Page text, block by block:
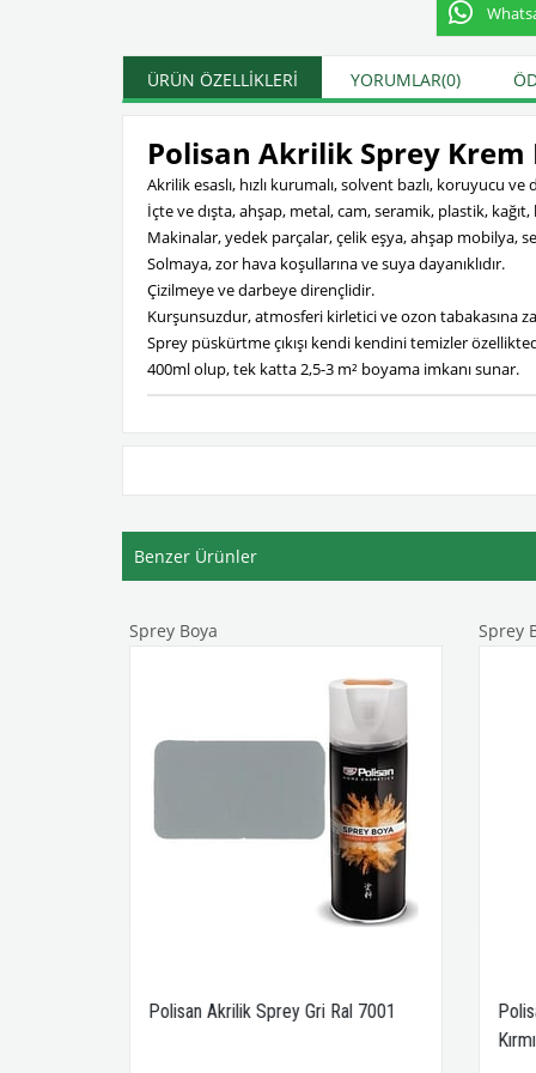
ÜRÜN ÖZELLIKLERI YORUMLAR(0)
Polisan Akrilik Sprey Krem
Akrilik esaslı, hızlı kurumalı, solvent bazlı, koruyucu
İçte ve dışta, ahşap, metal, cam, seramik, plastik,
Makinalar, yedek parçalar, çelik eşya, ahşap
Solmaya, zor hava koşullarına ve suya dayanıklıdır.
Çizilmeye ve darbeye dirençlidir.
Kurşunsuzdur, atmosferi kirletici ve ozon tabakasına
Sprey püskürtme çıkışı kendi kendini temizler
400ml olup, tek katta 2,5-3 m² boyama imkanı sunar.
Benzer Ürünler
Sprey Boya
Polisan Akrilik Sprey Gri Ral 7001
Sprey